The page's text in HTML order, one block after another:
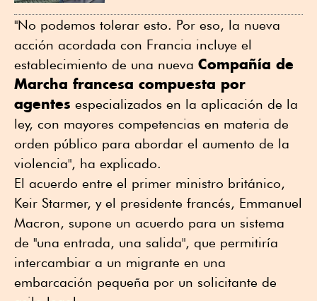
"No podemos tolerar esto. Por eso, la nueva
acción acordada con Francia incluye el
establecimiento de una nueva Compañía de
Marcha francesa compuesta por
agentes especializados en la aplicación de la
ley, con mayores competencias en materia de
orden público para abordar el aumento de la
violencia", ha explicado.
El acuerdo entre el primer ministro británico,
Keir Starmer, y el presidente francés, Emmanuel
Macron, supone un acuerdo para un sistema
de "una entrada, una salida", que permitiría
intercambiar a un migrante en una
embarcación pequeña por un solicitante de